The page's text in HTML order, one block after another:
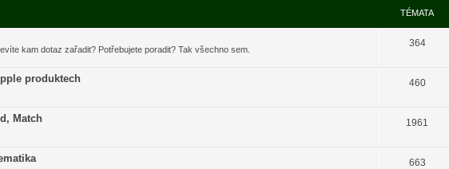
TÉMATA
kam dotaz zařadit? Potřebujete poradit? Tak všechno sem.
364
produktech 460
Match 1961
663